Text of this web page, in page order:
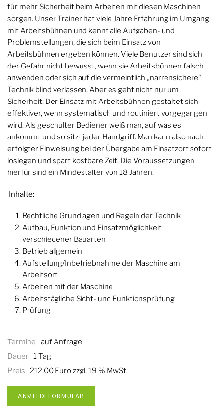
für mehr Sicherheit beim Arbeiten mit diesen Maschinen
sorgen. Unser Trainer hat viele Jahre Erfahrung im Umgang
mit Arbeitsbühnen und kennt alle Aufgaben- und
Problemstellungen, die sich beim Einsatz von
Arbeitsbühnen ergeben können. Viele Benutzer sind sich
der Gefahr nicht bewusst, wenn sie Arbeitsbühnen falsch
anwenden oder sich auf die vermeintlich „narrensichere“
Technik blind verlassen. Aber es geht nicht nur um
Sicherheit: Der Einsatz mit Arbeitsbühnen gestaltet sich
effektiver, wenn systematisch und routiniert vorgegangen
wird. Als geschulter Bediener weiß man, auf was es
ankommt und so sitzt jeder Handgriff. Man kann also nach
erfolgter Einweisung bei der Übergabe am Einsatzort sofort
loslegen und spart kostbare Zeit. Die Voraussetzungen
hierfür sind ein Mindestalter von 18 Jahren.
Inhalte:
Rechtliche Grundlagen und Regeln der Technik
Aufbau, Funktion und Einsatzmöglichkeit
verschiedener Bauarten
Betrieb allgemein
Aufstellung/Inbetriebnahme der Maschine am
Arbeitsort
Arbeiten mit der Maschine
Arbeitstägliche Sicht- und Funktionsprüfung
Prüfung
Termine
auf Anfrage
Dauer
1 Tag
Preis
212,00 Euro zzgl. 19 % MwSt.
ANMELDEFORMULAR